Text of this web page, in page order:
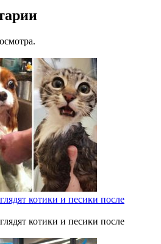
котики и песики после
котики и песики после